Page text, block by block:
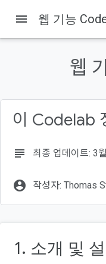
학습할 내용
필요한 항목
menu 웹 기능
웹
이 Codelab
subject 최종 업데이트: 3
account_circle 작성자: Thomas
1. 소개 및